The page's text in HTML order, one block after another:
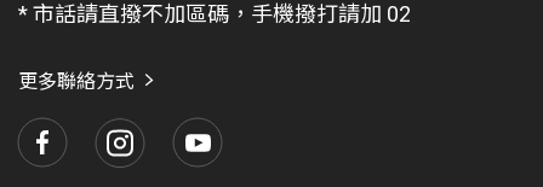
* 市話請直撥不加區碼，手機撥打請加 02
更多聯絡方式